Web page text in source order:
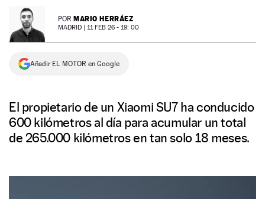
NEWSLETTER POR MARIO HERRÁEZ
MADRID | 11 FEB 26 - 19: 00
Añadir EL MOTOR en Google
El propietario de un Xiaomi SU7 ha conducido
600 kilómetros al día para acumular un total
de 265.000 kilómetros en tan solo 18 meses.